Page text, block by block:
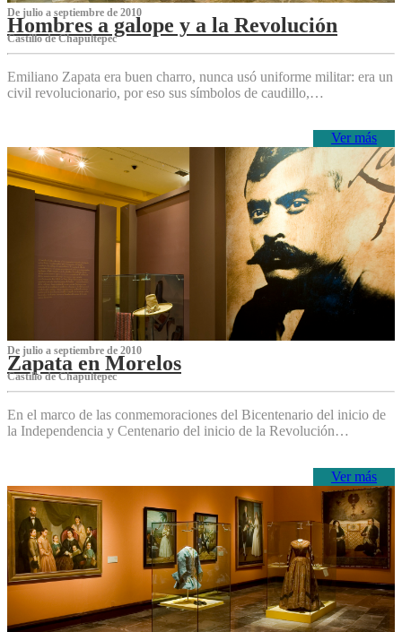
De julio a septiembre de 2010
Hombres a galope y a la Revolución
Castillo de Chapultepec
Emiliano Zapata era buen charro, nunca usó uniforme militar: era un
civil revolucionario, por eso sus símbolos de caudillo,…
Ver más
De julio a septiembre de 2010
Zapata en Morelos
Castillo de Chapultepec
En el marco de las conmemoraciones del Bicentenario del inicio de
la Independencia y Centenario del inicio de la Revolución…
Ver más